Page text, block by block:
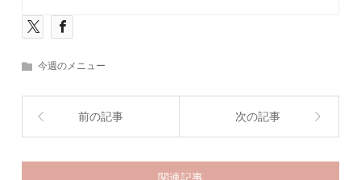
今週のメニュー
前の記事 次の記事